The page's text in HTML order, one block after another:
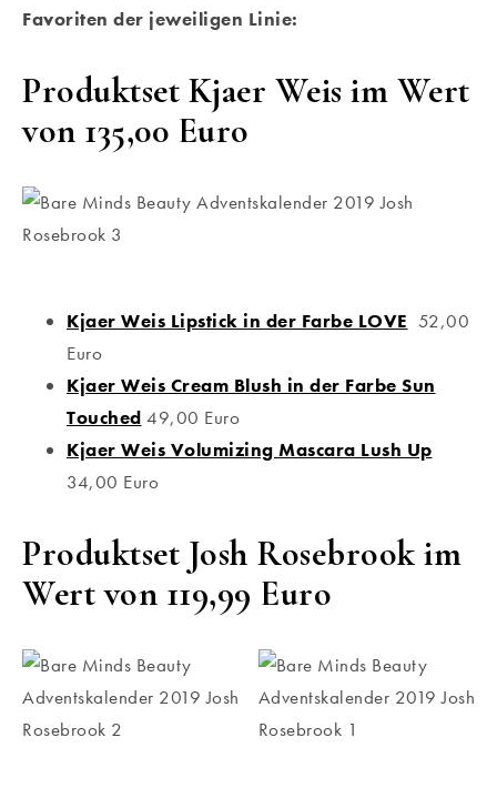
Favoriten der jeweiligen Linie:
Produktset Kjaer Weis im Wert
von 135,00 Euro
Kjaer Weis Lipstick in der Farbe LOVE 52,00
Euro
Kjaer Weis Cream Blush in der Farbe Sun
Touched 49,00 Euro
Kjaer Weis Volumizing Mascara Lush Up
34,00 Euro
Produktset Josh Rosebrook im
Wert von 119,99 Euro